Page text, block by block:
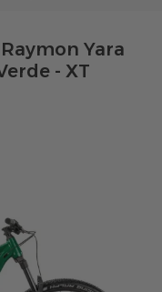
Yara
- XT